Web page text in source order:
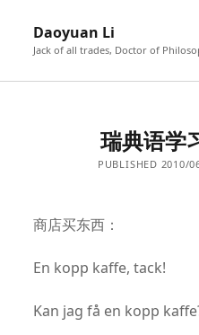
Daoyuan Li
Jack of all trades, Doctor of
瑞典语学
PUBLISHED 2010/
商店买东西：
En kopp kaffe, tack!
Kan jag få en kopp